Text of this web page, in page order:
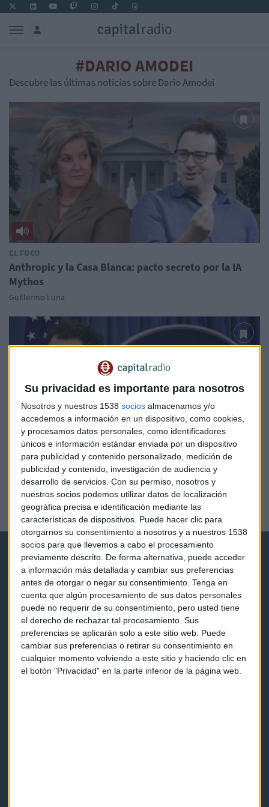
Su privacidad es importante para nosotros
Nosotros y nuestros 1538 socios almacenamos y/o
accedemos a información en un dispositivo, como cookies,
y procesamos datos personales, como identificadores
únicos e información estándar enviada por un dispositivo
para publicidad y contenido personalizado, medición de
publicidad y contenido, investigación de audiencia y
desarrollo de servicios. Con su permiso, nosotros y
nuestros socios podemos utilizar datos de localización
geográfica precisa e identificación mediante las
características de dispositivos. Puede hacer clic para
otorgarnos su consentimiento a nosotros y a nuestros 1538
socios para que llevemos a cabo el procesamiento
previamente descrito. De forma alternativa, puede acceder
a información más detallada y cambiar sus preferencias
antes de otorgar o negar su consentimiento. Tenga en
cuenta que algún procesamiento de sus datos personales
puede no requerir de su consentimiento, pero usted tiene
el derecho de rechazar tal procesamiento. Sus
preferencias se aplicarán solo a este sitio web. Puede
cambiar sus preferencias o retirar su consentimiento en
cualquier momento volviendo a este sitio y haciendo clic en
el botón "Privacidad" en la parte inferior de la página web.
#DARIO AMODEI
Descubre las últimas noticias sobre Dario Amodei
EL FOCO
Anthropic y la Casa Blanca: pacto secreto por la IA
Mythos
Guillermo Luna
GUERRA TECNOLÓGICA
El castigo de Trump a Anthropic, ¿purga ideológica
en la IA?
Guillermo Luna
Capital Radio
Noticias
Eventos